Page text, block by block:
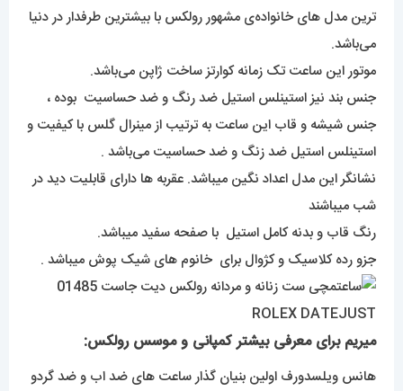
ترین مدل های خانواده‌ی مشهور رولکس با بیشترین طرفدار در دنیا
می‌باشد.
موتور این ساعت تک زمانه کوارتز ساخت ژاپن می‌باشد.
جنس بند نیز استینلس استیل ضد رنگ و ضد حساسیت بوده ،
جنس شیشه و قاب این ساعت به ترتیب از مینرال گلس با کیفیت و
استینلس استیل ضد زنگ و ضد حساسیت می‌باشد .
نشانگر این مدل اعداد نگین میباشد. عقربه ها دارای قابلیت دید در
شب میباشند
رنگ قاب و بدنه کامل استیل با صفحه سفید میباشد.
جزو رده کلاسیک و کژوال برای خانوم های شیک پوش میباشد .
میریم برای معرفی بیشتر کمپانی و موسس رولکس:
هانس ویلسدورف اولین بنیان گذار ساعت های ضد اب و ضد گردو